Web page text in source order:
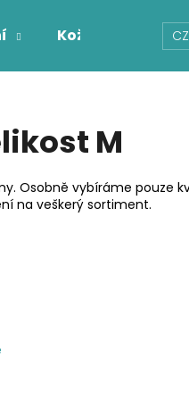
Kožichy
M
Osobně vybíráme pouze
na veškerý sortiment.